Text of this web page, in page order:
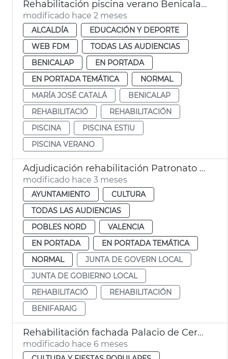
Rehabilitación piscina verano Benicalap València
modificado hace 2 meses
ALCALDÍA
EDUCACIÓN Y DEPORTE
WEB FDM
TODAS LAS AUDIENCIAS
BENICALAP
EN PORTADA
EN PORTADA TEMÁTICA
NORMAL
MARÍA JOSÉ CATALÁ
BENICALAP
REHABILITACIÓ
REHABILITACIÓN
PISCINA
PISCINA ESTIU
PISCINA VERANO
Adjudicación rehabilitación Patronato de Sant Josep Benifaraig
modificado hace 3 meses
AYUNTAMIENTO
CULTURA
TODAS LAS AUDIENCIAS
POBLES NORD
VALENCIA
EN PORTADA
EN PORTADA TEMÁTICA
NORMAL
JUNTA DE GOVERN LOCAL
JUNTA DE GOBIERNO LOCAL
REHABILITACIÓ
REHABILITACIÓN
BENIFARAIG
Rehabilitación fachada Palacio de Cervelló
modificado hace 6 meses